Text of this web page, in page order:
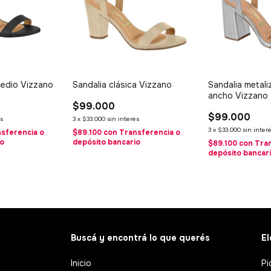
Vizzano
o
Sandalia clásica Vizzano
$99.000
3 x $33.000 sin interés
$89.100 con Transferencia o
depósito bancario
Sandalia
ancho Vizzano
$99.000
3 x $33.000 sin
$89.100 con
depósito
Buscá y encontrá lo que querés
Inicio